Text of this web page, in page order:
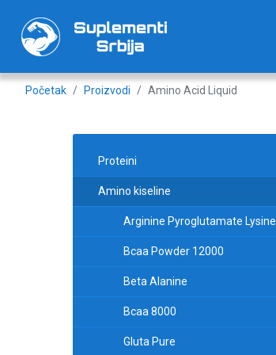
Početak Proizvodi Amino Acid Liquid
Proteini
Amino kiseline
Arginine Pyroglutamate Lysine
Bcaa Powder 12000
Beta Alanine
Bcaa 8000
Gluta Pure